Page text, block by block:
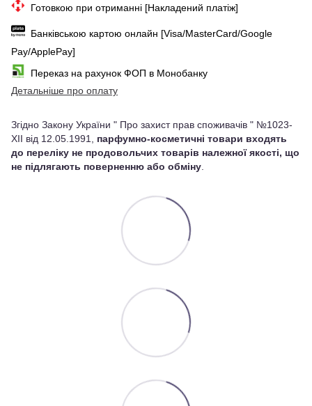
Готовкою при отриманні [Накладений платіж]
Банківською картою онлайн [Visa/MasterCard/Google
Pay/ApplePay]
Переказ на рахунок ФОП в Монобанку
Детальніше про оплату
Згідно Закону України " Про захист прав споживачів " №1023-
XII від 12.05.1991, парфумно-косметичні товари входять
до переліку не продовольчих товарів належної якості, що
не підлягають поверненню або обміну